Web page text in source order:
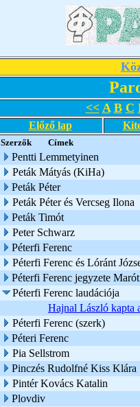
<< A B C
Előző lap
Szerzők Címek
Pentti Lemmetyinen
Peták Mátyás (KiHa)
Peták Péter
Peták Péter és Vercseg Ilona
Peták Timót
Peter Schwarz
Péterfi Ferenc
Péterfi Ferenc és Lóránt
Péterfi Ferenc jegyzete
Péterfi Ferenc laudációja
Hajnal László kapta
Péterfi Ferenc (szerk)
Péteri Ferenc
Pia Sellstrom
Pinczés Rudolfné Kiss Klára
Pintér Kovács Katalin
Plovdiv